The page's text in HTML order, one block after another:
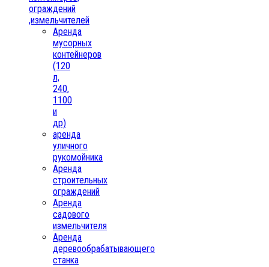
ограждений
,измельчителей
Аренда
мусорных
контейнеров
(120
л,
240,
1100
и
др)
аренда
уличного
рукомойника
Аренда
строительных
ограждений
Аренда
садового
измельчителя
Аренда
деревообрабатывающего
станка